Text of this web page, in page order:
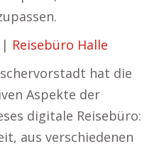
| Reisebüro Halle
hat die
Aspekte der
digitale Reisebüro:
aus verschiedenen